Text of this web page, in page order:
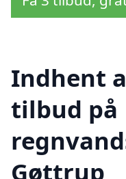
Indhent
tilbud på
Gøttrup